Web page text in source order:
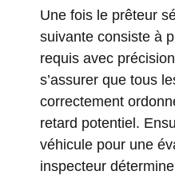
Une fois le prêteur
suivante consiste à
requis avec
s’assurer que tous
correctement
retard potentiel.
véhicule pour une
inspecteur